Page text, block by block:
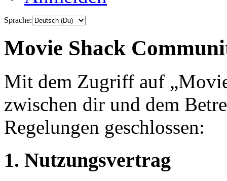
Sprache:
Movie Shack
Mit dem Zugriff auf
zwischen dir und dem
Regelungen geschlossen:
1. Nutzungsvertrag